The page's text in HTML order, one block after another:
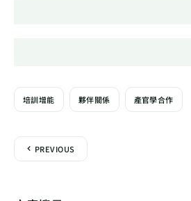
培訓增能 夥伴關係 產官學合作
PREVIOUS